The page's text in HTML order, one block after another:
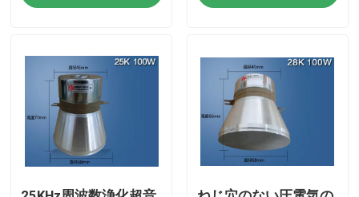
製品
私達について
工場旅行